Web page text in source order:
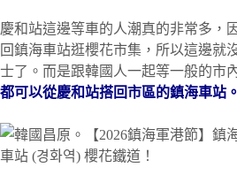
慶和站這邊等車的人潮真的非常多，
回鎮海車站逛櫻花市集，所以這邊就
士了。而是跟韓國人一起等一般的市
都可以從慶和站搭回市區的鎮海車站